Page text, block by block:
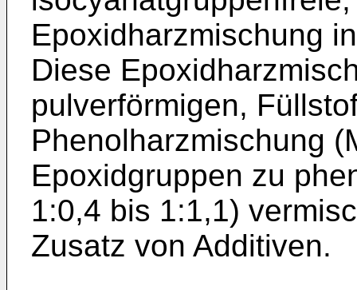
Epoxidharzmischung
Diese
pulverförmigen,
Phenolharzmischung
Epoxidgruppen zu
1:0,4 bis 1:1,1)
Zusatz von Additiven.